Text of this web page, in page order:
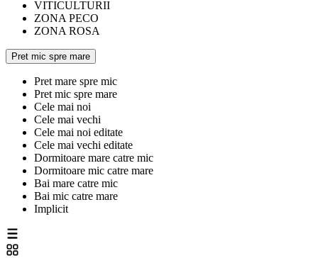
VITICULTURII
ZONA PECO
ZONA ROSA
Pret mic spre mare
Pret mare spre mic
Pret mic spre mare
Cele mai noi
Cele mai vechi
Cele mai noi editate
Cele mai vechi editate
Dormitoare mare catre mic
Dormitoare mic catre mare
Bai mare catre mic
Bai mic catre mare
Implicit